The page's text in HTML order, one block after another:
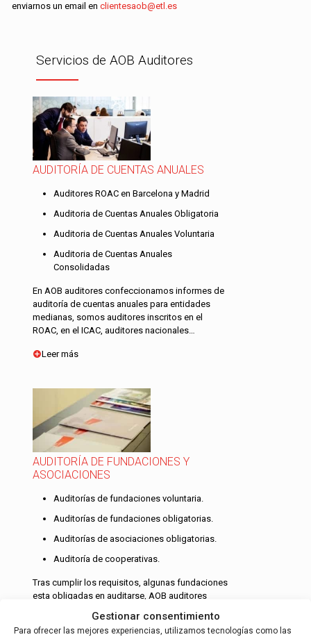
Gestionar consentimiento
Para ofrecer las mejores experiencias, utilizamos tecnologías como las
enviarnos un email en clientesaob@etl.es
Servicios de AOB Auditores
AUDITORÍA DE CUENTAS ANUALES
Auditores ROAC en Barcelona y Madrid
Auditoria de Cuentas Anuales Obligatoria
Auditoria de Cuentas Anuales Voluntaria
Auditoria de Cuentas Anuales
Consolidadas
En AOB auditores confeccionamos informes de
auditoría de cuentas anuales para entidades
medianas, somos auditores inscritos en el
ROAC, en el ICAC, auditores nacionales…
Leer más
AUDITORÍA DE FUNDACIONES Y
ASOCIACIONES
Auditorías de fundaciones voluntaria.
Auditorías de fundaciones obligatorias.
Auditorías de asociaciones obligatorias.
Auditoría de cooperativas.
Tras cumplir los requisitos, algunas fundaciones
esta obligadas en auditarse, AOB auditores
ROAC especializados en las auditorías…